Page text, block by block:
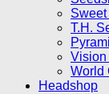
T.H.
Vision
World
Headshop